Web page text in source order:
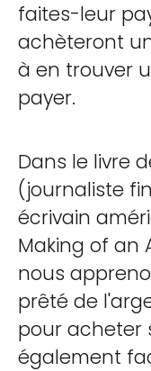
faites-leur
achèteront
à en trouver
payer.
Dans le livre
(journaliste
écrivain
Making of an
nous
prêté de
pour acheter
également